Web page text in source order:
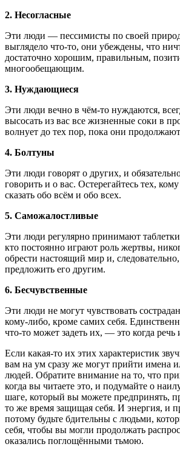
2. Несогласные
Эти люди — пессимисты по своей
выглядело что-то, они убеждены, что
достаточно хорошим, правильным,
многообещающим.
3. Нуждающиеся
Эти люди вечно в чём-то нуждаются,
высосать из вас все жизненные соки в
волнует до тех пор, пока они
4. Болтуны
Эти люди говорят о других, и
говорить и о вас. Остерегайтесь тех,
сказать обо всём и обо всех.
5. Саможалостливые
Эти люди регулярно принимают
кто постоянно играют роль жертвы,
обрести настоящий мир и,
предложить его другим.
6. Бесчувственные
Эти люди не могут чувствовать
кому-либо, кроме самих себя.
что-то может задеть их, — это когда речь
Если какая-то их этих характеристик
вам на ум сразу же могут прийти имена
людей. Обратите внимание на то, что
когда вы читаете это, и подумайте о
шаге, который вы можете предпринять,
то же время защищая себя. И энергия, и
потому будьте бдительны с людьми,
себя, чтобы вы могли продолжать
оказались поглощёнными тьмою.